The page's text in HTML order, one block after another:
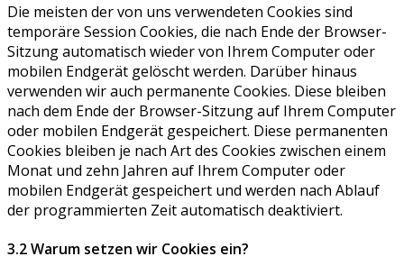
Die meisten der von uns verwendeten Cookies sind
temporäre Session Cookies, die nach Ende der Browser-
Sitzung automatisch wieder von Ihrem Computer oder
mobilen Endgerät gelöscht werden. Darüber hinaus
verwenden wir auch permanente Cookies. Diese bleiben
nach dem Ende der Browser-Sitzung auf Ihrem Computer
oder mobilen Endgerät gespeichert. Diese permanenten
Cookies bleiben je nach Art des Cookies zwischen einem
Monat und zehn Jahren auf Ihrem Computer oder
mobilen Endgerät gespeichert und werden nach Ablauf
der programmierten Zeit automatisch deaktiviert.
3.2 Warum setzen wir Cookies ein?